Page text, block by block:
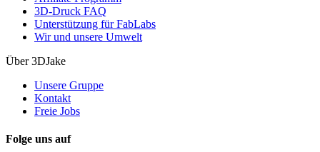
3D-Druck FAQ
Unterstützung für FabLabs
Wir und unsere Umwelt
Über 3DJake
Unsere Gruppe
Kontakt
Freie Jobs
Folge uns auf